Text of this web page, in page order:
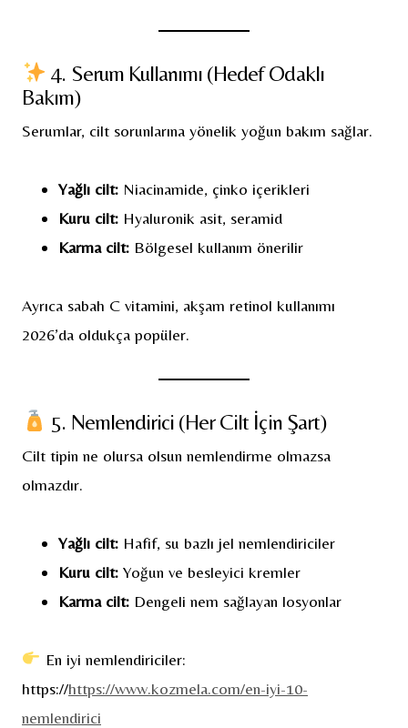
4. Serum Kullanımı (Hedef Odaklı
Bakım)
Serumlar, cilt sorunlarına yönelik yoğun bakım sağlar.
Yağlı cilt: Niacinamide, çinko içerikleri
Kuru cilt: Hyaluronik asit, seramid
Karma cilt: Bölgesel kullanım önerilir
Ayrıca sabah C vitamini, akşam retinol kullanımı
2026’da oldukça popüler.
5. Nemlendirici (Her Cilt İçin Şart)
Cilt tipin ne olursa olsun nemlendirme olmazsa
olmazdır.
Yağlı cilt: Hafif, su bazlı jel nemlendiriciler
Kuru cilt: Yoğun ve besleyici kremler
Karma cilt: Dengeli nem sağlayan losyonlar
En iyi nemlendiriciler:
https://https://www.kozmela.com/en-iyi-10-
nemlendirici